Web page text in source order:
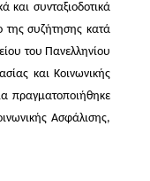
και συνταξιοδοτικά
της συζήτησης κατά
του Πανελληνίου
και Κοινωνικής
πραγματοποιήθηκε
Ασφάλισης,